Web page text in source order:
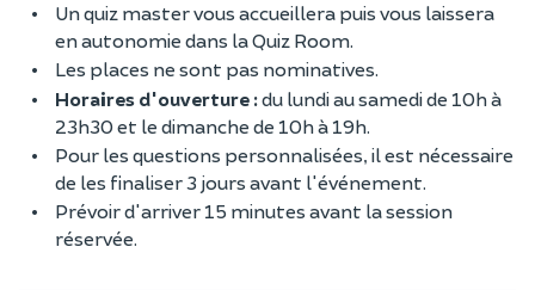
Un quiz master vous accueillera puis vous laissera
en autonomie dans la Quiz Room.
Les places ne sont pas nominatives.
Horaires d'ouverture :du lundi au samedi de 10h à
23h30 et le dimanche de 10h à 19h.
Pour les questions personnalisées, il est nécessaire
de les finaliser 3 jours avant l'événement.
Prévoir d'arriver 15 minutes avant la session
réservée.